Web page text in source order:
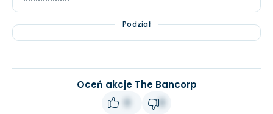
Podział
Oceń akcje The Bancorp